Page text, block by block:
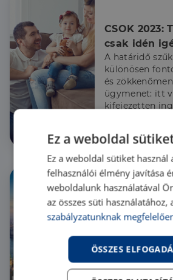
CSOK 2023:
csak idén
A határidő
különösen
és
ügymenet: itt
kifejezetten
200 évnyi
fővárosi
Budapest 150.
apropóján a
szakértői
év
Ez a weboldal
Ez a weboldal sütiket használ
felhasználói élmény javítása
weboldalunk használatával
az összes süti használatához,
szabályzatunknak
ÖSSZES